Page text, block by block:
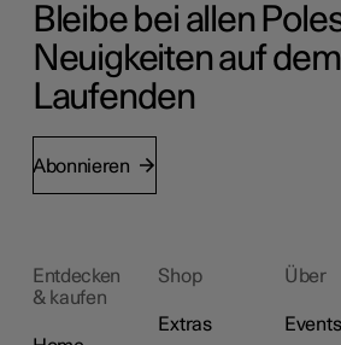
Bleibe bei allen
Neuigkeiten auf dem
Laufenden
Abonnieren
Entdecken
& kaufen
Shop
Extras
Über
Events